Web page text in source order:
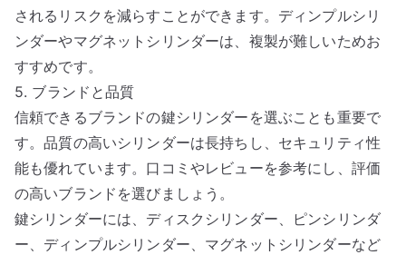
されるリスクを減らすことができます。ディンプルシリ
ンダーやマグネットシリンダーは、複製が難しいためお
すすめです。
5. ブランドと品質
信頼できるブランドの鍵シリンダーを選ぶことも重要で
す。品質の高いシリンダーは長持ちし、セキュリティ性
能も優れています。口コミやレビューを参考にし、評価
の高いブランドを選びましょう。
鍵シリンダーには、ディスクシリンダー、ピンシリンダ
ー、ディンプルシリンダー、マグネットシリンダーなど